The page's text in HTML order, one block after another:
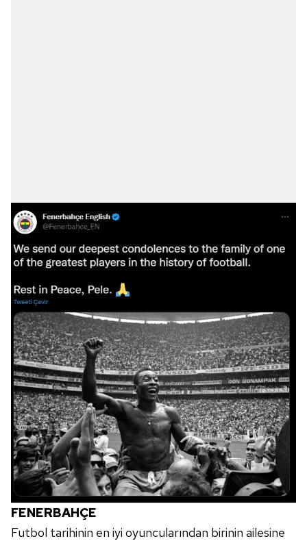
FENERBAHÇE
Futbol tarihinin en iyi oyuncularından birinin ailesine